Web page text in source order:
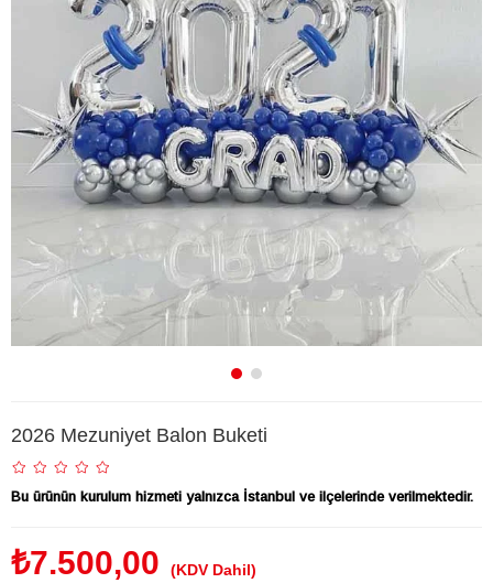
2026 Mezuniyet Balon Buketi
Bu ürünün kurulum hizmeti yalnızca İstanbul ve ilçelerinde verilmektedir.
₺7.500,00 (KDV Dahil)